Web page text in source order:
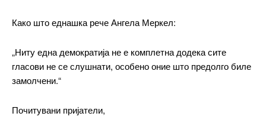
Praesent euismod ac
Nullam eu erat condimentum
Donec quis est ac felis
Yearly pricing
Како што еднашка рече Ангела Меркел:
„Ниту една демократија не е комплетна додека сите
гласови не се слушнати, особено оние што предолго биле
замолчени.“
Почитувани пријатели,